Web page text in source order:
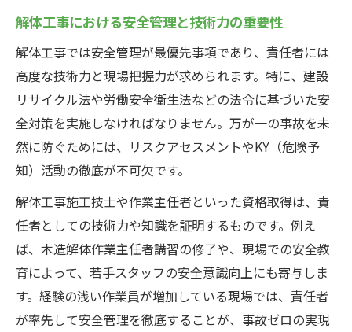
解体工事における安全管理と技術力の重要性
解体工事では安全管理が最優先事項であり、責任者には
高度な技術力と現場把握力が求められます。特に、建設
リサイクル法や労働安全衛生法などの法令に基づいた安
全対策を実施しなければなりません。万が一の事故を未
然に防ぐためには、リスクアセスメントやKY（危険予
知）活動の徹底が不可欠です。
解体工事施工技士や作業主任者といった資格取得は、責
任者としての技術力や知識を証明するものです。例え
ば、木造解体作業主任者講習の修了や、現場での安全教
育によって、若手スタッフの安全意識向上にも寄与しま
す。経験の浅い作業員が増加している現場では、責任者
が率先して安全管理を徹底することが、事故ゼロの実現